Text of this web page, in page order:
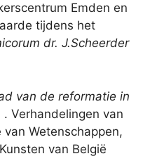
Emden en
tijdens het
dr. J.Scheerder
van de reformatie in
. Verhandelingen van
Wetenschappen,
van België